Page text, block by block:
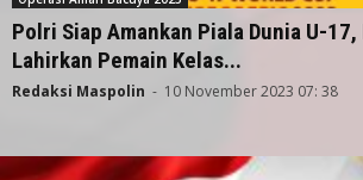
Polri Siap Amankan Piala Dunia U-
Lahirkan Pemain Kelas...
Redaksi Maspolin - 10 November 2023 07: 38